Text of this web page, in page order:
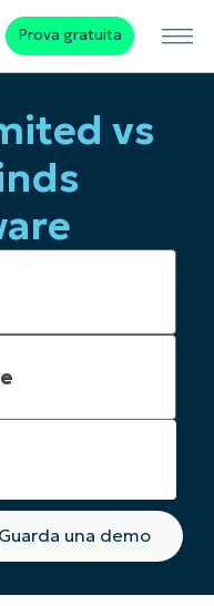
Prova gratuita
vs
Guarda una demo